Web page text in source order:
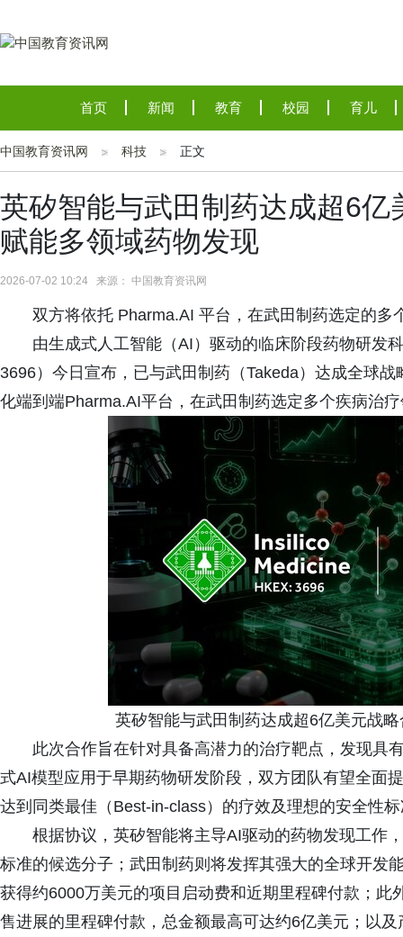
首页 新闻 教育 校园 育儿
中国教育资讯网 科技 正文
英矽智能与武田制药达成超6
赋能多领域药物发现
2026-07-02 10:24 来源： 中国教育资讯网
双方将依托 Pharma.AI 平台，在武田制药选定的多
由生成式人工智能（AI）驱动的临床阶段药物研发
3696）今日宣布，已与武田制药（Takeda）达成全球
化端到端Pharma.AI平台，在武田制药选定多个疾病治
英矽智能与武田制药达成超6亿美元战略
此次合作旨在针对具备高潜力的治疗靶点，发现具
式AI模型应用于早期药物研发阶段，双方团队有望全面
达到同类最佳（Best-in-class）的疗效及理想的安全性
根据协议，英矽智能将主导AI驱动的药物发现工作
标准的候选分子；武田制药则将发挥其强大的全球开发
获得约6000万美元的项目启动费和近期里程碑付款；
售进展的里程碑付款，总金额最高可达约6亿美元；以